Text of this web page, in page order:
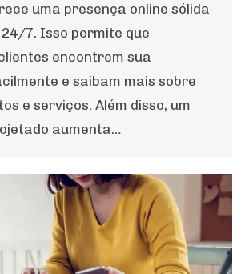
uma presença online sólida
7. Isso permite que
encontrem sua
e saibam mais sobre
e serviços. Além disso, um
aumenta…